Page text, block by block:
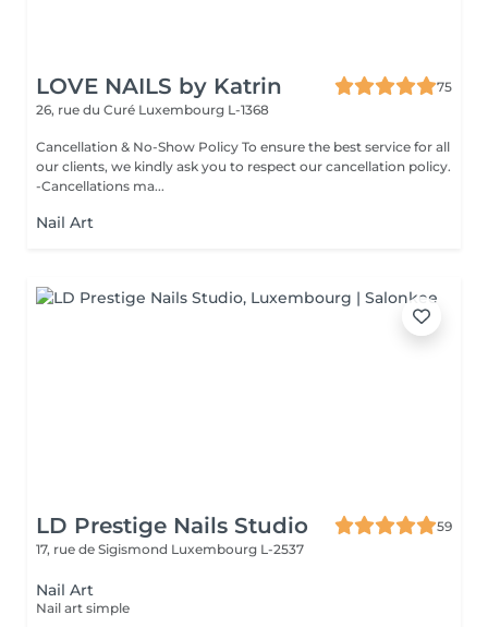
LOVE NAILS by Katrin
75
26, rue du Curé Luxembourg L-1368
Cancellation & No-Show Policy To ensure the best service for all
our clients, we kindly ask you to respect our cancellation policy.
-Cancellations ma...
Nail Art
LD Prestige Nails Studio
59
17, rue de Sigismond Luxembourg L-2537
Nail Art
Nail art simple